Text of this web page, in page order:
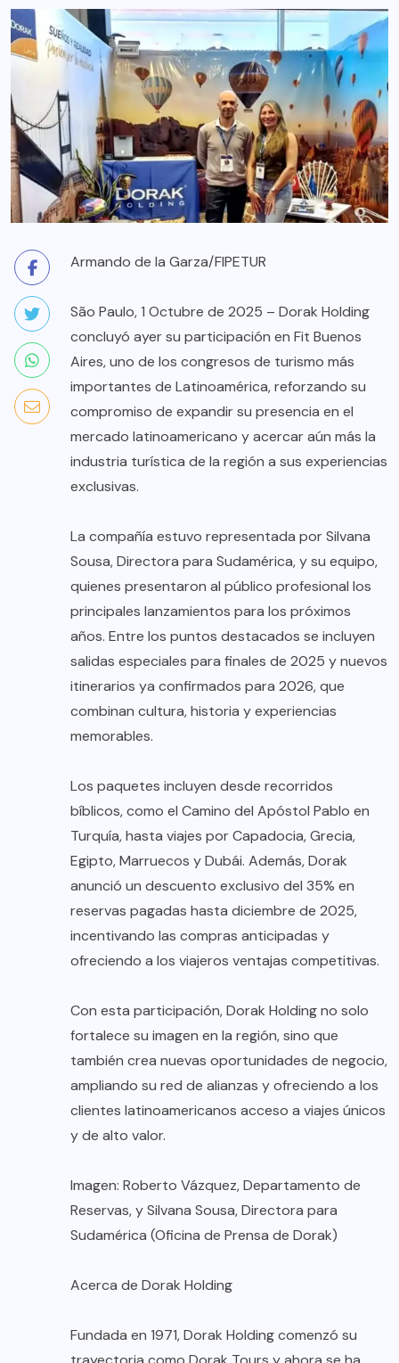
Armando de la Garza/FIPETUR
São Paulo, 1 Octubre de 2025 – Dorak Holding
concluyó ayer su participación en Fit Buenos
Aires, uno de los congresos de turismo más
importantes de Latinoamérica, reforzando su
compromiso de expandir su presencia en el
mercado latinoamericano y acercar aún más la
industria turística de la región a sus experiencias
exclusivas.
La compañía estuvo representada por Silvana
Sousa, Directora para Sudamérica, y su equipo,
quienes presentaron al público profesional los
principales lanzamientos para los próximos
años. Entre los puntos destacados se incluyen
salidas especiales para finales de 2025 y nuevos
itinerarios ya confirmados para 2026, que
combinan cultura, historia y experiencias
memorables.
Los paquetes incluyen desde recorridos
bíblicos, como el Camino del Apóstol Pablo en
Turquía, hasta viajes por Capadocia, Grecia,
Egipto, Marruecos y Dubái. Además, Dorak
anunció un descuento exclusivo del 35% en
reservas pagadas hasta diciembre de 2025,
incentivando las compras anticipadas y
ofreciendo a los viajeros ventajas competitivas.
Con esta participación, Dorak Holding no solo
fortalece su imagen en la región, sino que
también crea nuevas oportunidades de negocio,
ampliando su red de alianzas y ofreciendo a los
clientes latinoamericanos acceso a viajes únicos
y de alto valor.
Imagen: Roberto Vázquez, Departamento de
Reservas, y Silvana Sousa, Directora para
Sudamérica (Oficina de Prensa de Dorak)
Acerca de Dorak Holding
Fundada en 1971, Dorak Holding comenzó su